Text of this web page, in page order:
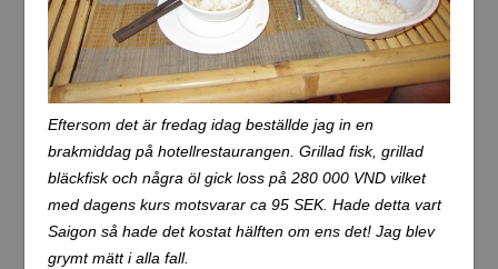
Eftersom det är fredag idag beställde jag in en
brakmiddag på hotellrestaurangen. Grillad fisk, grillad
bläckfisk och några öl gick loss på 280 000 VND vilket
med dagens kurs motsvarar ca 95 SEK. Hade detta vart
Saigon så hade det kostat hälften om ens det! Jag blev
grymt mätt i alla fall.